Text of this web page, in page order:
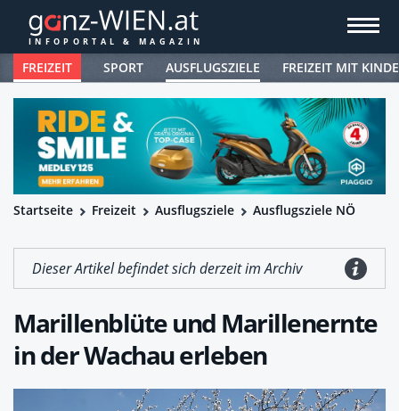
FREIZEIT SPORT AUSFLUGSZIELE FREIZEIT MIT
Startseite Freizeit Ausflugsziele Ausflugsziele NÖ
Dieser Artikel befindet sich derzeit im Archiv
Marillenblüte und Marillenernte
in der Wachau erleben